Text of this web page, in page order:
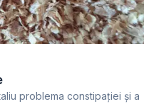
problema constipației și a